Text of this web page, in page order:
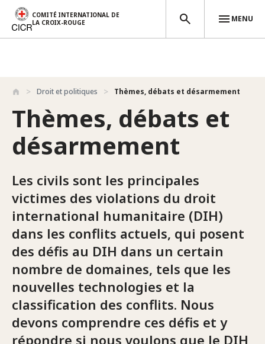
Aller au contenu principal
COMITÉ INTERNATIONAL DE
LA CROIX-ROUGE
MENU
Droit et politiques Thèmes, débats et désarmement
Thèmes, débats et
désarmement
Les civils sont les principales
victimes des violations du droit
international humanitaire (DIH)
dans les conflits actuels, qui posent
des défis au DIH dans un certain
nombre de domaines, tels que les
nouvelles technologies et la
classification des conflits. Nous
devons comprendre ces défis et y
répondre si nous voulons que le DIH